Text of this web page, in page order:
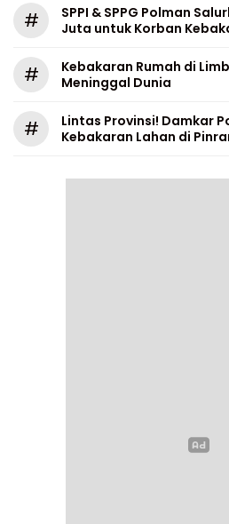
#
SPPI & SPPG Polman
Juta untuk Korban
#
Kebakaran Rumah di
Meninggal Dunia
#
Lintas Provinsi! Damkar
Kebakaran Lahan di